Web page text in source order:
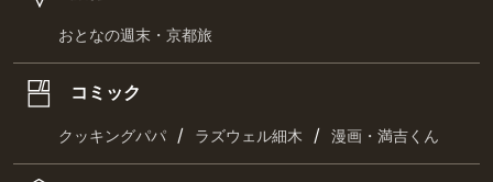
おとなの週末・京都旅
コミック
クッキングパパ / ラズウェル細木 / 漫画・満吉くん